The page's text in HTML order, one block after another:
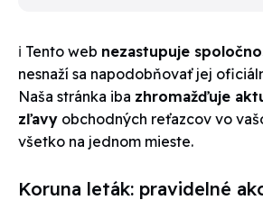
ℹ️ Tento web nezastupuje
nesnaží sa napodobňovať jej
Naša stránka iba zhromažďuje
zľavy obchodných reťazcov vo
všetko na jednom mieste.
Koruna leták: pravidelné